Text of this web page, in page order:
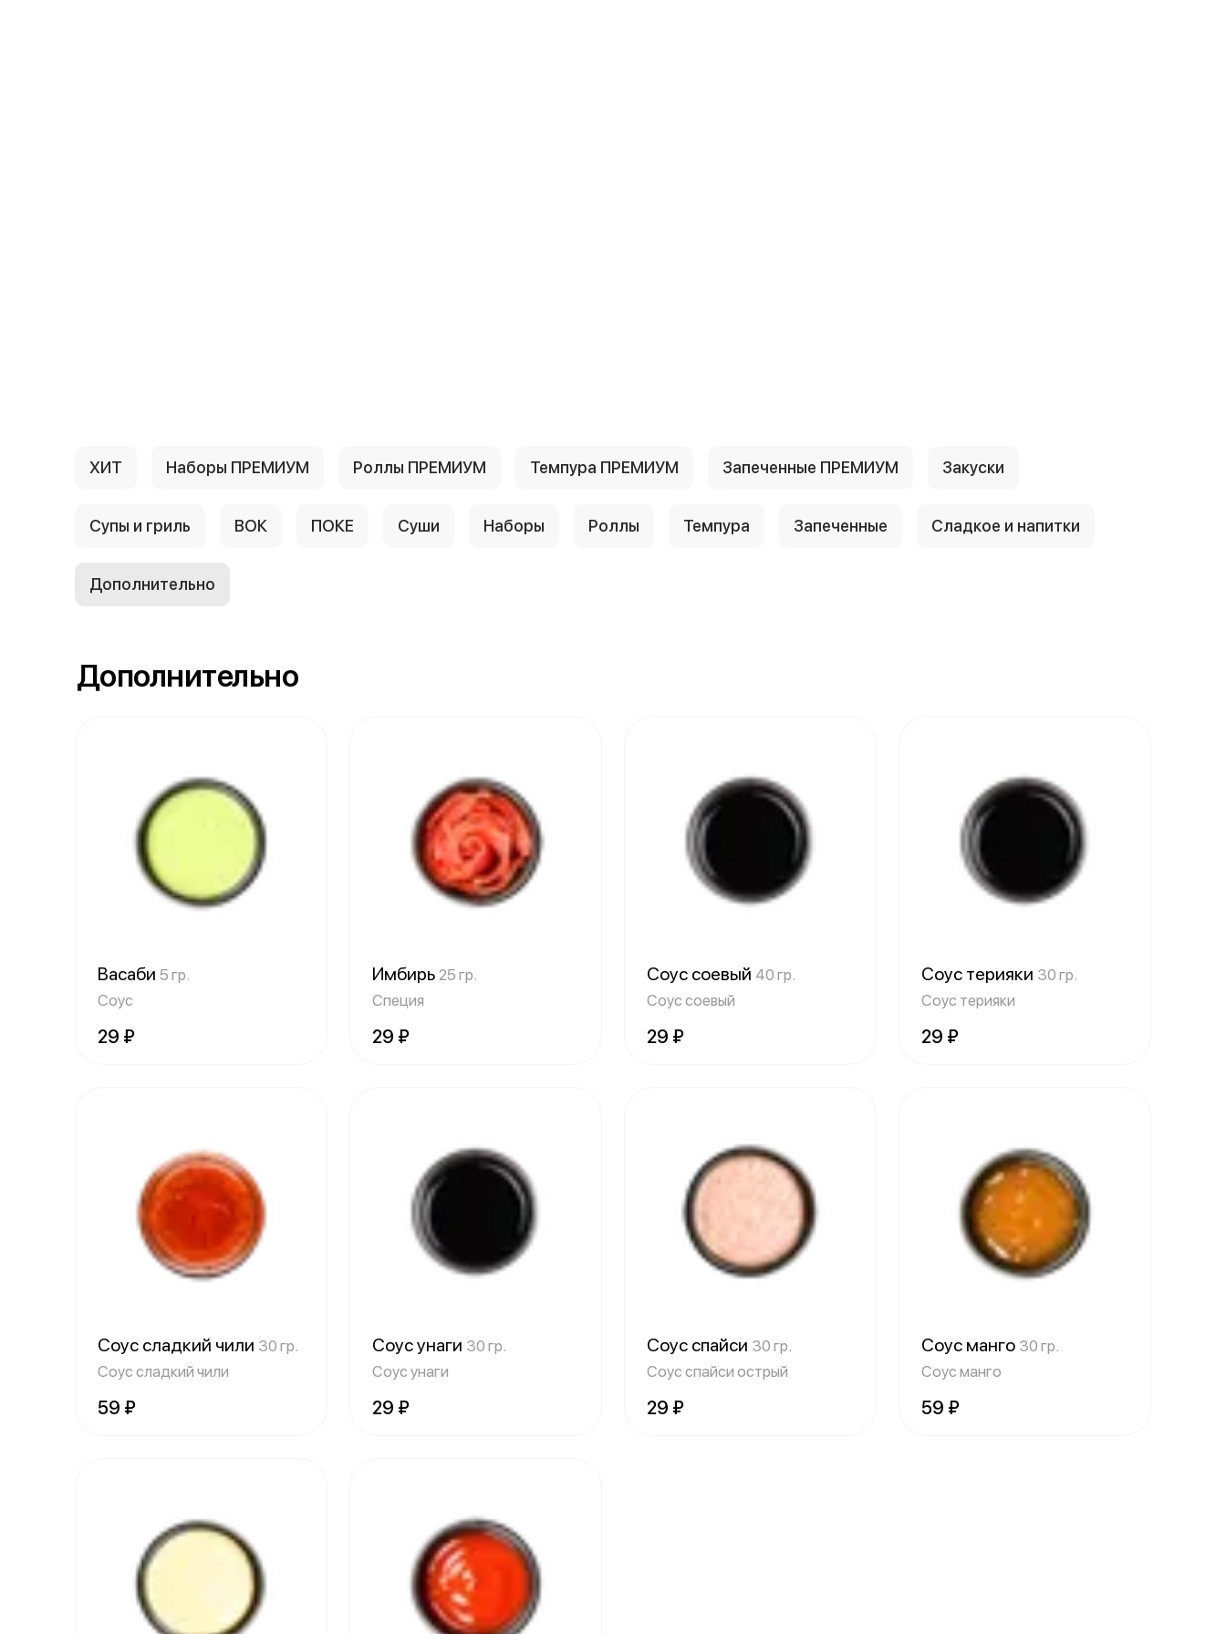
ХИТ Наборы ПРЕМИУМ Роллы ПРЕМИУМ Темпура ПРЕМИУМ Запеченные ПРЕМИУМ Закуски
Супы и гриль ВОК ПОКЕ Суши Наборы Роллы Темпура Запеченные Сладкое и напитки
Дополнительно
Дополнительно
Васаби 5 гр.
Соус
29 ₽
Имбирь 25 гр.
Специя
29 ₽
Соус соевый 40 гр.
Соус соевый
29 ₽
Соус терияки 30 гр.
Соус терияки
29 ₽
Соус сладкий чили 30 гр.
Соус сладкий чили
59 ₽
Соус унаги 30 гр.
Соус унаги
29 ₽
Соус спайси 30 гр.
Соус спайси острый
29 ₽
Соус манго 30 гр.
Соус манго
59 ₽